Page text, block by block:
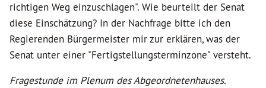
richtigen Weg einzuschlagen". Wie beurteilt der Senat
diese Einschätzung? In der Nachfrage bitte ich den
Regierenden Bürgermeister mir zur erklären, was der
Senat unter einer "Fertigstellungsterminzone" versteht.
Fragestunde im Plenum des Abgeordnetenhauses.